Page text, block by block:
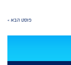
פוסט הבא »